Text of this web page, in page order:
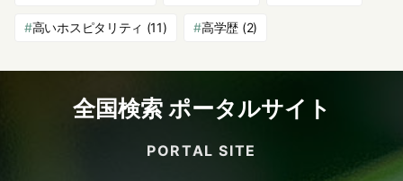
高いホスピタリティ (11) 高学歴 (2)
全国検索 ポータルサイト
PORTAL SITE